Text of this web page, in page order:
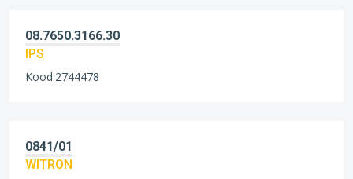
08.7650.3166.30
IPS
Kood:2744478
0841/01
WITRON